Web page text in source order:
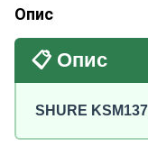
Опис
📋 Опис
SHURE